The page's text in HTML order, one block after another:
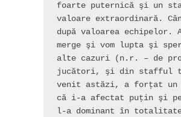
foarte puternică şi un
valoare extraordinară.
după valoarea echipelor.
merge şi vom lupta şi
alte cazuri (n.r. – de
jucători, şi din stafful
venit astăzi, a forţat un
că i-a afectat puţin şi
l-a dominant în